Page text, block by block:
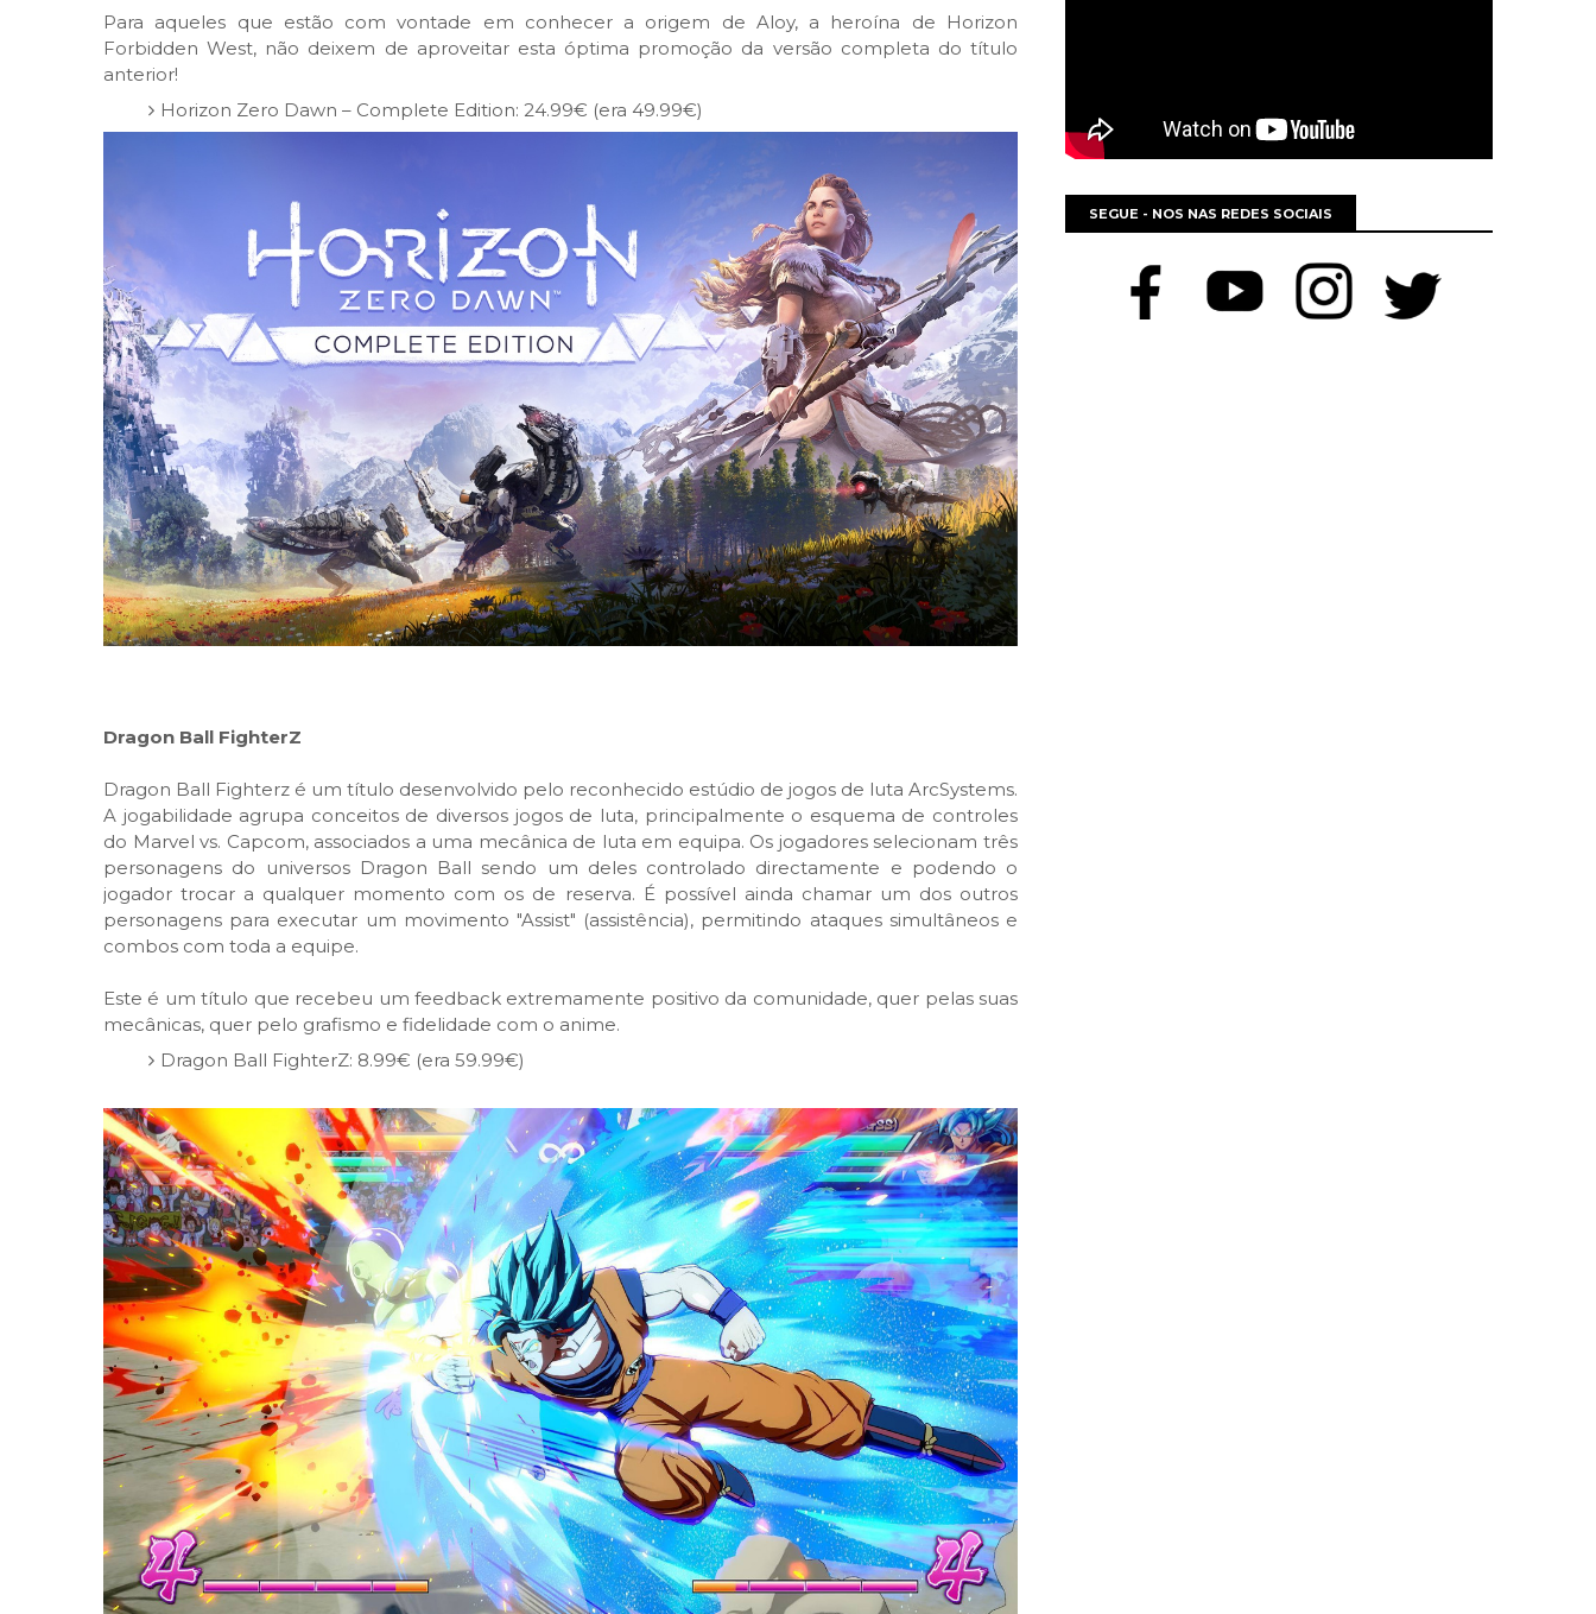
Para aqueles que estão com vontade em conhecer a origem de Aloy, a heroína de Horizon
Forbidden West, não deixem de aproveitar esta óptima promoção da versão completa do título
anterior!
Horizon Zero Dawn – Complete Edition: 24.99€ (era 49.99€)
Dragon Ball FighterZ
Dragon Ball Fighterz é um título desenvolvido pelo reconhecido estúdio de jogos de luta ArcSystems.
A jogabilidade agrupa conceitos de diversos jogos de luta, principalmente o esquema de controles
do Marvel vs. Capcom, associados a uma mecânica de luta em equipa. Os jogadores selecionam três
personagens do universos Dragon Ball sendo um deles controlado directamente e podendo o
jogador trocar a qualquer momento com os de reserva. É possível ainda chamar um dos outros
personagens para executar um movimento "Assist" (assistência), permitindo ataques simultâneos e
combos com toda a equipe.
Este é um título que recebeu um feedback extremamente positivo da comunidade, quer pelas suas
mecânicas, quer pelo grafismo e fidelidade com o anime.
Dragon Ball FighterZ: 8.99€ (era 59.99€)
SEGUE - NOS NAS REDES SOCIAIS